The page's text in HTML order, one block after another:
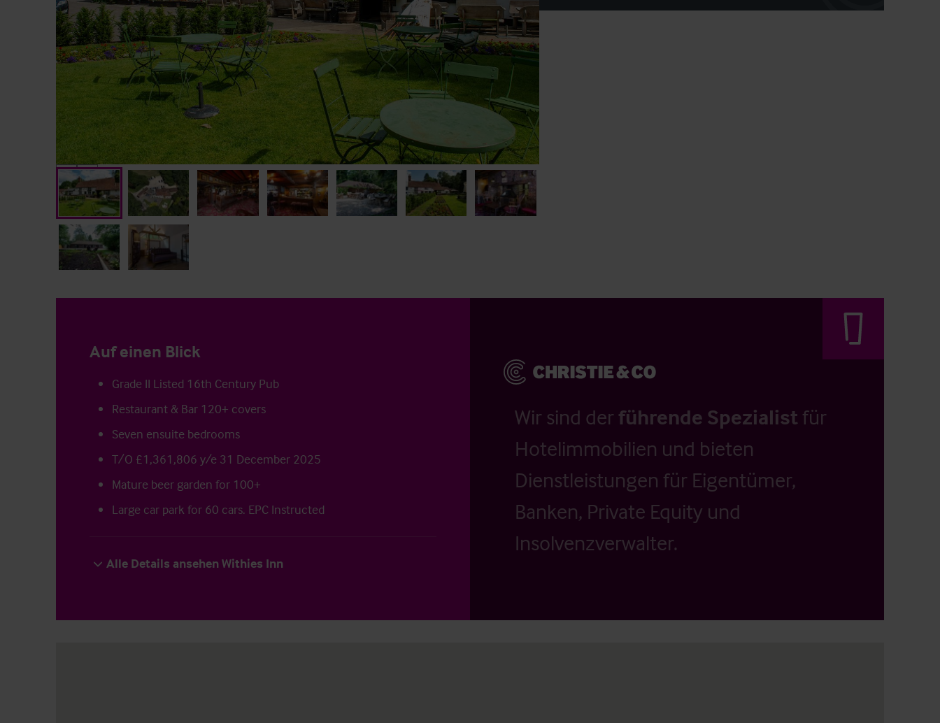
Auf einen Blick
Grade II Listed 16th Century Pub
Restaurant & Bar 120+ covers
Seven ensuite bedrooms
T/O £1,361,806 y/e 31 December 2025
Mature beer garden for 100+
Large car park for 60 cars. EPC Instructed
Alle Details ansehen Withies Inn
Wir sind der führende Spezialistfür
Hotelimmobilien und bieten
Dienstleistungen für Eigentümer,
Banken, Private Equity und
Insolvenzverwalter.